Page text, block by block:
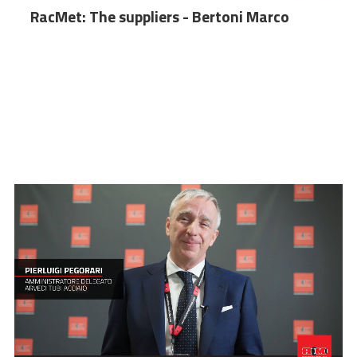
Raccorderie Metalliche, per il nostro ufficio acquisti,
molto per il 2022.
Guido Ceccardi - Vice Presidente
Raccorderie Metalliche
Per noi è una giornata molto importante perché
abbiamo avuto la possibilità di incontrare i nostri
fornitori principali.
I fornitori per noi sono un elemento strategico, un
RacMet: The suppliers - Bertoni Marco